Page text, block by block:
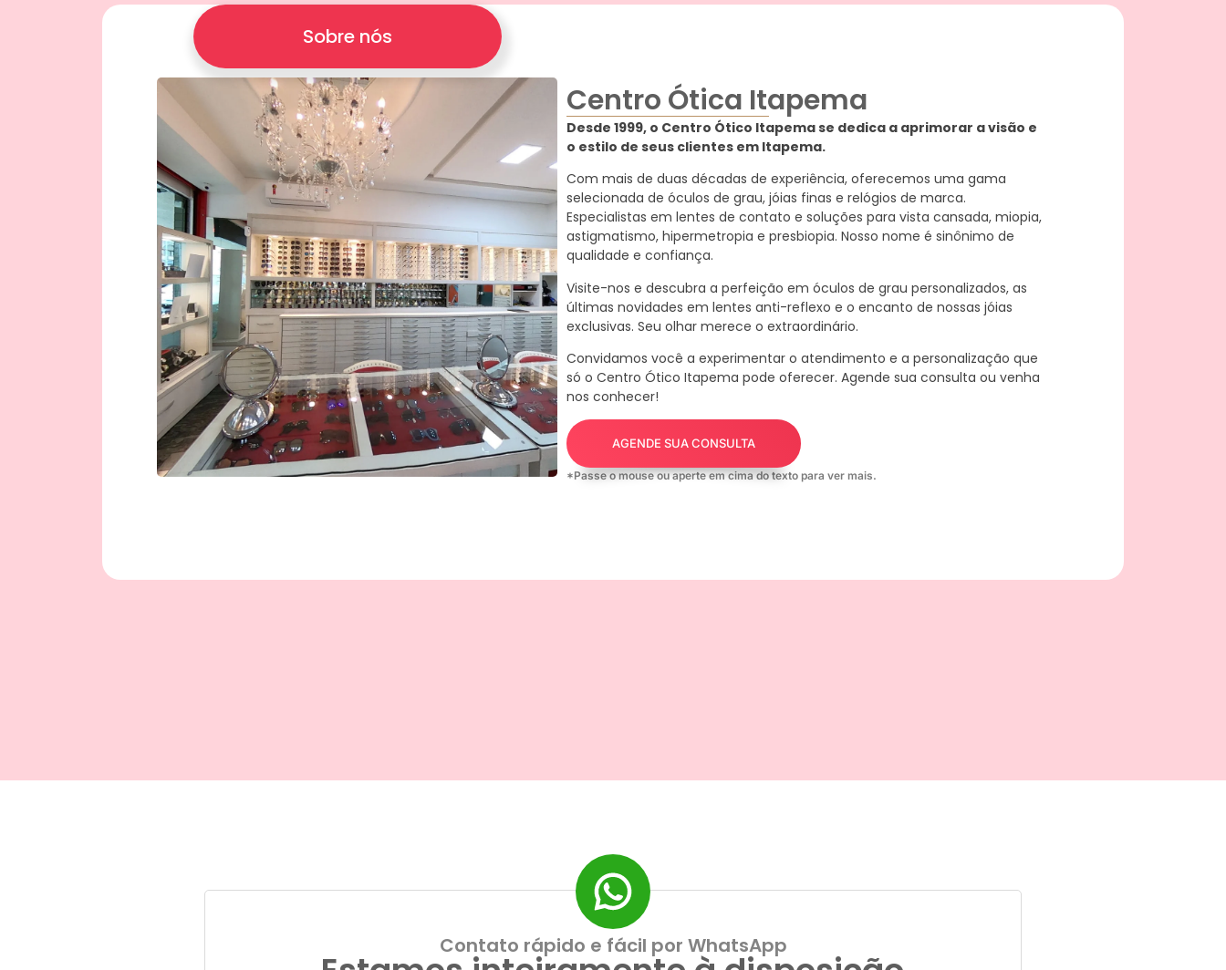
Sobre nós
Centro Ótica Itapema
Desde 1999, o Centro Ótico Itapema se dedica a aprimorar a visão e
o estilo de seus clientes em Itapema.
Com mais de duas décadas de experiência, oferecemos uma gama
selecionada de óculos de grau, jóias finas e relógios de marca.
Especialistas em lentes de contato e soluções para vista cansada, miopia,
astigmatismo, hipermetropia e presbiopia. Nosso nome é sinônimo de
qualidade e confiança.
Visite-nos e descubra a perfeição em óculos de grau personalizados, as
últimas novidades em lentes anti-reflexo e o encanto de nossas jóias
exclusivas. Seu olhar merece o extraordinário.
Convidamos você a experimentar o atendimento e a personalização que
só o Centro Ótico Itapema pode oferecer. Agende sua consulta ou venha
nos conhecer!
AGENDE SUA CONSULTA
*Passe o mouse ou aperte em cima do texto para ver mais.
Contato rápido e fácil por WhatsApp